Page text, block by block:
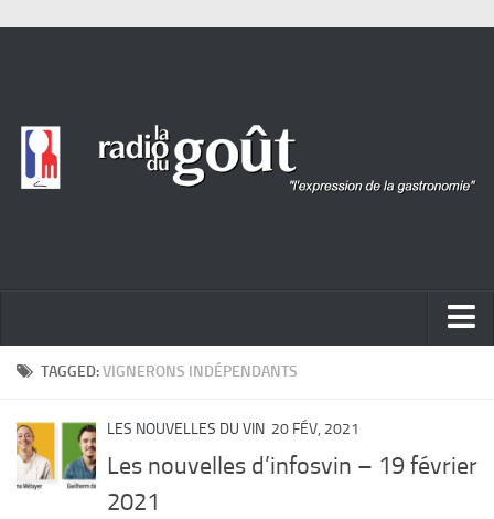
ACTUALITÉ
PORTRAITS
LIVRES
TAGGED:VIGNERONS INDÉPENDANTS
LES NOUVELLES DU VIN 20 FÉV, 2021
Les nouvelles d’infosvin – 19 février
2021